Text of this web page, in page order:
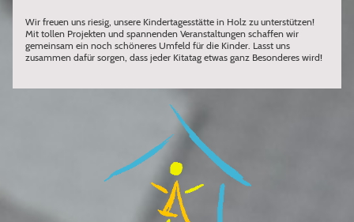
Wir freuen uns riesig, unsere Kindertagesstätte in Holz zu unterstützen!
Mit tollen Projekten und spannenden Veranstaltungen schaffen wir
gemeinsam ein noch schöneres Umfeld für die Kinder. Lasst uns
zusammen dafür sorgen, dass jeder Kitatag etwas ganz Besonderes wird!